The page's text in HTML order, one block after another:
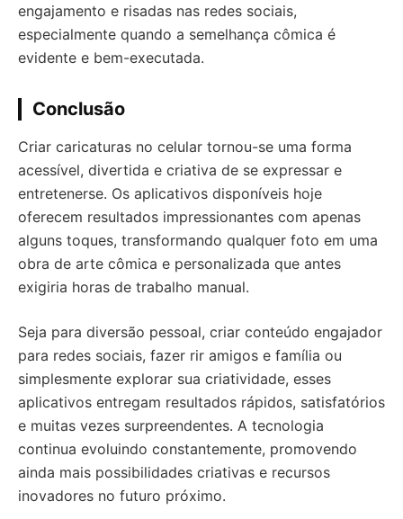
engajamento e risadas nas redes sociais,
especialmente quando a semelhança cômica é
evidente e bem-executada.
Conclusão
Criar caricaturas no celular tornou-se uma forma
acessível, divertida e criativa de se expressar e
entretenerse. Os aplicativos disponíveis hoje
oferecem resultados impressionantes com apenas
alguns toques, transformando qualquer foto em uma
obra de arte cômica e personalizada que antes
exigiria horas de trabalho manual.
Seja para diversão pessoal, criar conteúdo engajador
para redes sociais, fazer rir amigos e família ou
simplesmente explorar sua criatividade, esses
aplicativos entregam resultados rápidos, satisfatórios
e muitas vezes surpreendentes. A tecnologia
continua evoluindo constantemente, promovendo
ainda mais possibilidades criativas e recursos
inovadores no futuro próximo.